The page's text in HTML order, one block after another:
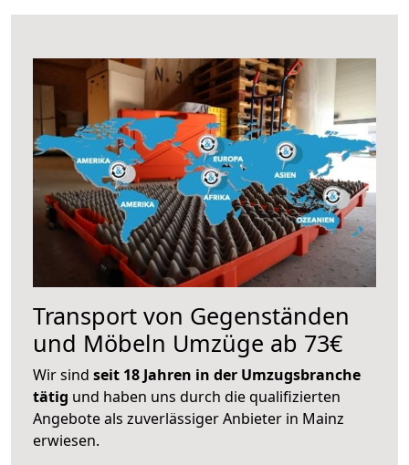
Transport von Gegenständen
und Möbeln Umzüge ab 73€
Wir sind seit 18 Jahren in der Umzugsbranche
tätig und haben uns durch die qualifizierten
Angebote als zuverlässiger Anbieter in Mainz
erwiesen.